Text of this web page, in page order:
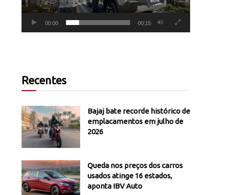
00:00 00:15
Recentes
Bajaj bate recorde histórico de
emplacamentos em julho de
2026
Queda nos preços dos carros
usados atinge 16 estados,
aponta IBV Auto